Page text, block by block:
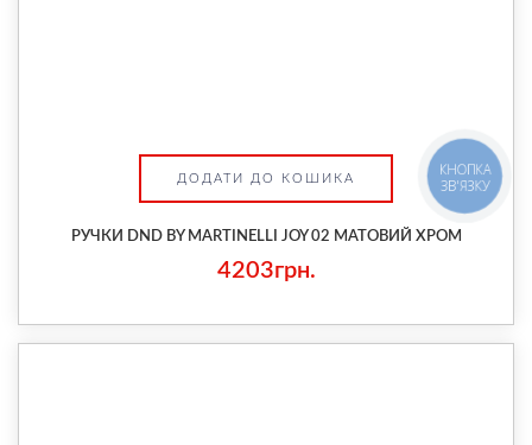
ДОДАТИ ДО КОШИКА
РУЧКИ DND BY MARTINELLI JOY 02 МАТОВИЙ ХРОМ
4203грн.
КНОПКА
ЗВ'ЯЗКУ